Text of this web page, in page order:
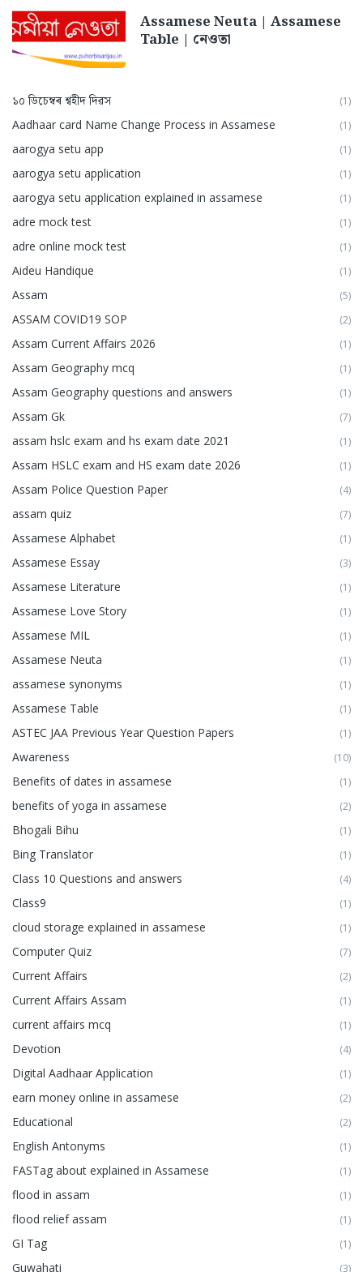
Assamese Neuta | Assamese
Table | নেওতা
১০ ডিচেম্বৰ শ্বহীদ দিৱস (1)
Aadhaar card Name Change Process in Assamese (1)
aarogya setu app (1)
aarogya setu application (1)
aarogya setu application explained in assamese (1)
adre mock test (1)
adre online mock test (1)
Aideu Handique (1)
Assam (5)
ASSAM COVID19 SOP (2)
Assam Current Affairs 2026 (1)
Assam Geography mcq (1)
Assam Geography questions and answers (1)
Assam Gk (7)
assam hslc exam and hs exam date 2021 (1)
Assam HSLC exam and HS exam date 2026 (1)
Assam Police Question Paper (4)
assam quiz (7)
Assamese Alphabet (1)
Assamese Essay (3)
Assamese Literature (1)
Assamese Love Story (1)
Assamese MIL (1)
Assamese Neuta (1)
assamese synonyms (1)
Assamese Table (1)
ASTEC JAA Previous Year Question Papers (1)
Awareness (10)
Benefits of dates in assamese (1)
benefits of yoga in assamese (2)
Bhogali Bihu (1)
Bing Translator (1)
Class 10 Questions and answers (4)
Class9 (1)
cloud storage explained in assamese (1)
Computer Quiz (7)
Current Affairs (2)
Current Affairs Assam (1)
current affairs mcq (1)
Devotion (4)
Digital Aadhaar Application (1)
earn money online in assamese (2)
Educational (2)
English Antonyms (1)
FASTag about explained in Assamese (1)
flood in assam (1)
flood relief assam (1)
GI Tag (1)
Guwahati (3)